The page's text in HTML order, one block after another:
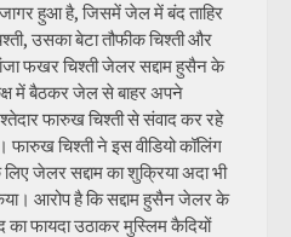
हुआ है, जिसमें जेल में बंद ताहिर
उसका बेटा तौफीक चिश्ती और
फखर चिश्ती जेलर सद्दाम हुसैन के
में बैठकर जेल से बाहर अपने
फारुख चिश्ती से संवाद कर रहे
फारुख चिश्ती ने इस वीडियो कॉलिंग
जेलर सद्दाम का शुक्रिया अदा भी
आरोप है कि सद्दाम हुसैन जेलर के
का फायदा उठाकर मुस्लिम कैदियों